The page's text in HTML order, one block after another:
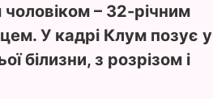
чоловіком – 32-річним
У кадрі Клум позує у
білизни, з розрізом і